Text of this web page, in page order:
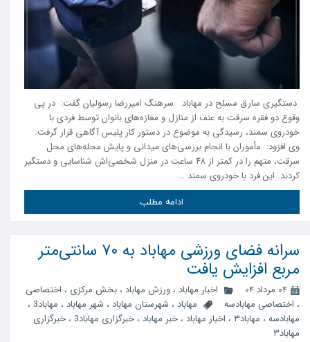
دستگیری سارق مسلح در مهاباد سرهنگ امیررضا رسولیان گفت: در پی
وقوع دو فقره سرقت به عنف از منازل و مغازه‌های بانوان توسط فردی با
خودروی سمند، رسیدگی به موضوع در دستور کار پلیس آگاهی قرار گرفت.
وی افزود: مأموران با انجام بررسی‌های میدانی و پایش محله‌های محل
سرقت، متهم را در کمتر از ۴۸ ساعت در منزل شخصی‌اش شناسایی و دستگیر
کردند. این فرد با خودروی سمند …
ادامه مطلب
سرانه فضای ورزشی مهاباد به ۷۰ سانتی‌متر
مربع افزایش یافت
۰۴ مرداد ۰۴ اخبار مهاباد ، ورزش مهاباد ، بخش مرکزی ، اختصاصی
، اختصاصی مهابادسه مهاباد ، شهرستان مهاباد ، شهر مهاباد ، مهاباد3 ،
مهابادسه ، مهاباد۳ ، اخبار مهاباد ، خبر مهاباد ، خبرگزاری مهاباد3 ، خبرگزاری
مهاباد۳